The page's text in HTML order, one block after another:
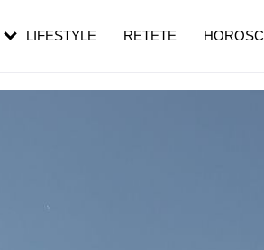
LIFESTYLE RETETEpe măsură ce